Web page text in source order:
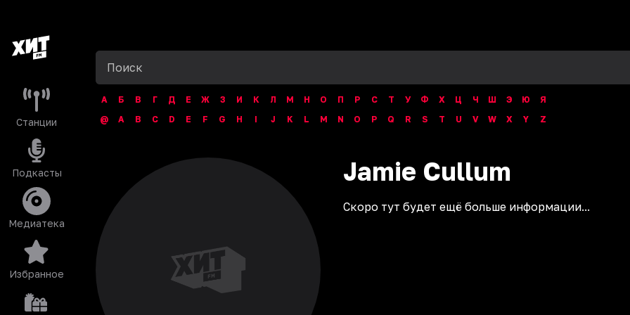
Станции
Подкасты
Медиатека
Избранное
А Б В Г Д Е Ж З И К Л М Н О П Р С Т У Ф Х Ц Ч Ш Э Ю
Я
@
A B C D E F G H I J K L M N O P Q R S T U V W X Y Z
Jamie Cullum
Скоро тут будет ещё больше информации...